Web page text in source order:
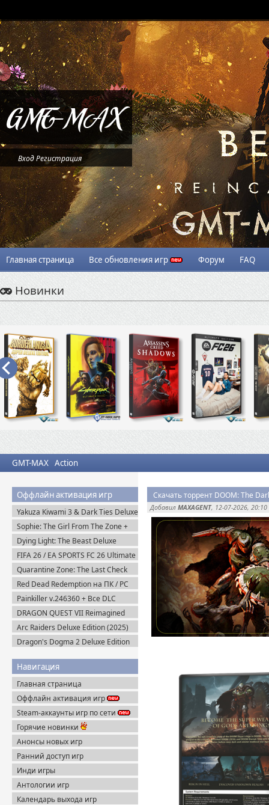
ВходРегистрация
Главная страница Все обновления игр Форум FAQ
Новинки
GMT-MAX Action
Оффлайн активация игр
Yakuza Kiwami 3 & Dark Ties Deluxe
Edition (2026) Steam-Rip
Sophie: The Girl From The Zone +
DLC (2026) Пиратка
Dying Light: The Beast Deluxe
Edition v.1.6.4 + Все DLC (2025)
Пиратка
FIFA 26 / EA SPORTS FC 26 Ultimate
Edition (2025) EA-Rip
Quarantine Zone: The Last Check
v.1.1.13.2054 + Все DLC (2026)
Пиратка
Red Dead Redemption на ПК / PC
(2024) Пиратка
Painkiller v.246360 + Все DLC
(2025) Portable
DRAGON QUEST VII Reimagined
v.1.1.1.0 + Все DLC (2026) Пиратка
Arc Raiders Deluxe Edition (2025)
Steam-Rip
Dragon's Dogma 2 Deluxe Edition
Навигация
Главная страница
Оффлайн активация игр
Steam-аккаунты игр по сети
Горячие новинки
Анонсы новых игр
Ранний доступ игр
Инди игры
Антологии игр
Календарь выхода игр
Скачать торрент DOOM: The
Добавил MAXAGENT, 12-07-2026, 20:10